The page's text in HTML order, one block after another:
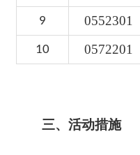
9 0552301
10 0572201
三、活动措施